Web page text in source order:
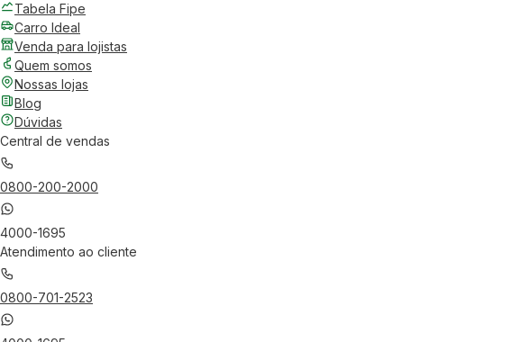
Tabela Fipe
Carro Ideal
Venda para lojistas
Quem somos
Nossas lojas
Blog
Dúvidas
Central de vendas
0800-200-2000
4000-1695
Atendimento ao cliente
0800-701-2523